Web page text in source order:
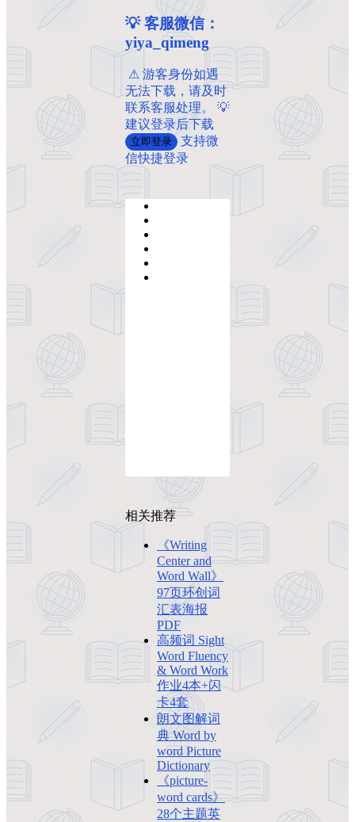
💡 客服微信：
yiya_qimeng
️ ️⚠ 游客身份如遇
无法下载，请及时
联系客服处理。 💡
建议登录后下载
立即登录
支持微
信快捷登录
相关推荐
《Writing
Center and
Word Wall》
97页环创词
汇表海报
PDF
高频词 Sight
Word Fluency
& Word Work
作业4本+闪
卡4套
朗文图解词
典 Word by
word Picture
Dictionary
《picture-
word cards》
28个主题英